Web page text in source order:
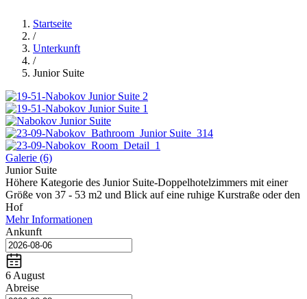
Startseite
/
Unterkunft
/
Junior Suite
Galerie (6)
Junior Suite
Höhere Kategorie des Junior Suite-Doppelhotelzimmers mit einer
Größe von 37 - 53 m2 und Blick auf eine ruhige Kurstraße oder den
Hof
Mehr Informationen
Ankunft
6 August
Abreise